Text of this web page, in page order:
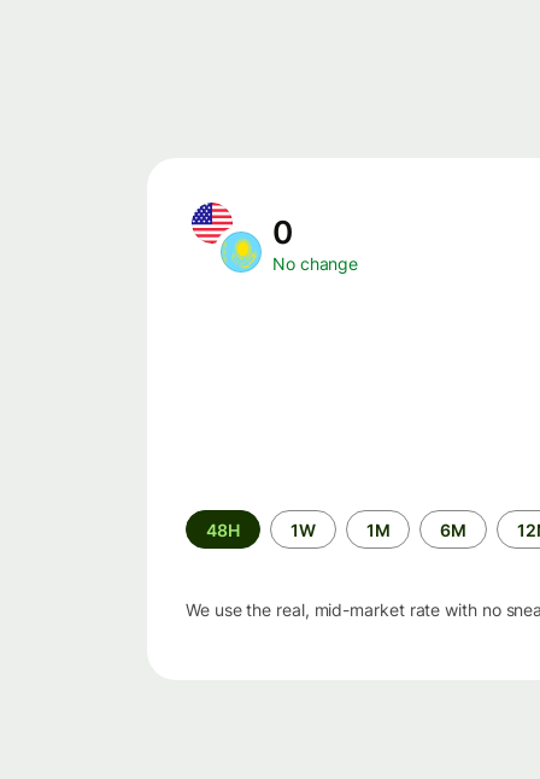
0
No change
Time
period
48H 1W 1M 6M
We use the real, mid-market rate with no